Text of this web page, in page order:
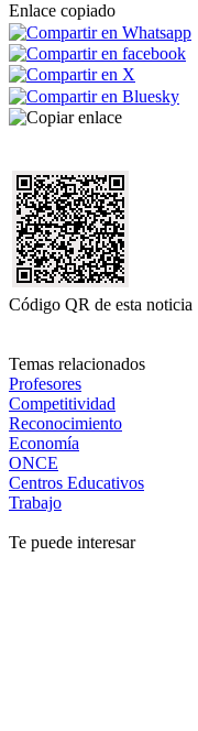
Enlace copiado
Código QR de esta noticia
Temas relacionados
Profesores
Competitividad
Reconocimiento
Economía
ONCE
Centros Educativos
Trabajo
Te puede interesar